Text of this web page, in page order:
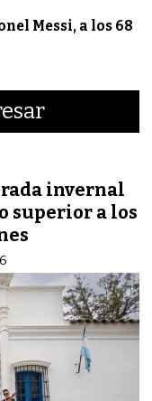
Messi, a los 68
invernal
superior a los